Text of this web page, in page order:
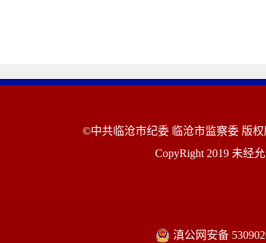
©中共临沧市纪委 临沧市监察委 版权
CopyRight 2019 未经
滇公网安备